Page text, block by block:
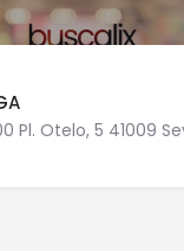
Pl. Otelo, 5 41009